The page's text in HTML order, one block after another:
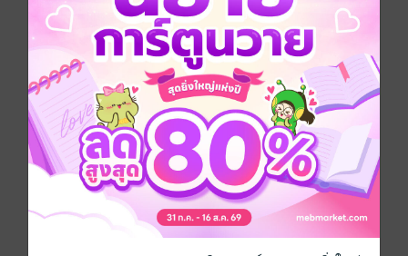
ประเภทไฟล์ pdf, epub (สารบัญ)
วันที่วางขาย 23 พฤศจิกายน 2563
ความยาว 48 หน้า (≈ 8,021 คำ)
ราคาปก 89 บาท (ประหยัด 22%)
เรื่องที่คุณน่าจะสนใจ